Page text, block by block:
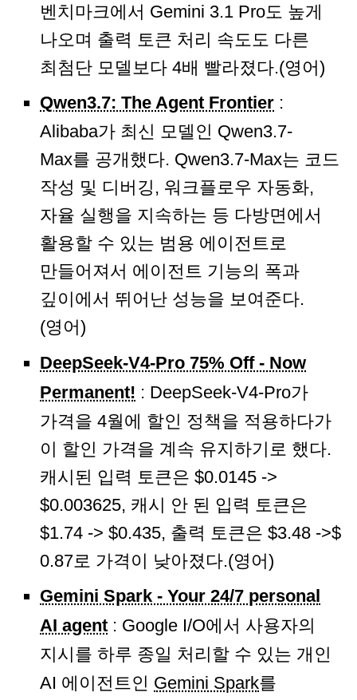
벤치마크에서 Gemini 3.1 Pro도 높게
나오며 출력 토큰 처리 속도도 다른
최첨단 모델보다 4배 빨라졌다.(영어)
Qwen3.7: The Agent Frontier :
Alibaba가 최신 모델인 Qwen3.7-
Max를 공개했다. Qwen3.7-Max는 코드
작성 및 디버깅, 워크플로우 자동화,
자율 실행을 지속하는 등 다방면에서
활용할 수 있는 범용 에이전트로
만들어져서 에이전트 기능의 폭과
깊이에서 뛰어난 성능을 보여준다.
(영어)
DeepSeek-V4-Pro 75% Off - Now
Permanent! : DeepSeek-V4-Pro가
가격을 4월에 할인 정책을 적용하다가
이 할인 가격을 계속 유지하기로 했다.
캐시된 입력 토큰은 $0.0145 ->
$0.003625, 캐시 안 된 입력 토큰은
$1.74 -> $0.435, 출력 토큰은 $3.48 ->$
0.87로 가격이 낮아졌다.(영어)
Gemini Spark - Your 24/7 personal
AI agent : Google I/O에서 사용자의
지시를 하루 종일 처리할 수 있는 개인
AI 에이전트인 Gemini Spark를